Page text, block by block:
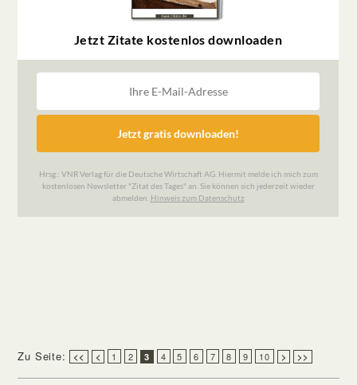
Zu Seite: << < 1 2 3 4 5 6 7 8 9 10 > >>